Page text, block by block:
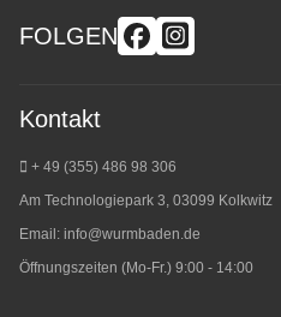
FOLGEN
Kontakt
+ 49 (355) 486 98 306
Am Technologiepark 3, 03099 Kolkwitz
Email: info@wurmbaden.de
Öffnungszeiten (Mo-Fr.) 9:00 - 14:00